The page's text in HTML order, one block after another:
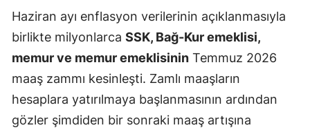
Haziran ayı enflasyon verilerinin açıklanmasıyla
birlikte milyonlarca SSK, Bağ-Kur emeklisi,
memur ve memur emeklisinin Temmuz 2026
maaş zammı kesinleşti. Zamlı maaşların
hesaplara yatırılmaya başlanmasının ardından
gözler şimdiden bir sonraki maaş artışına